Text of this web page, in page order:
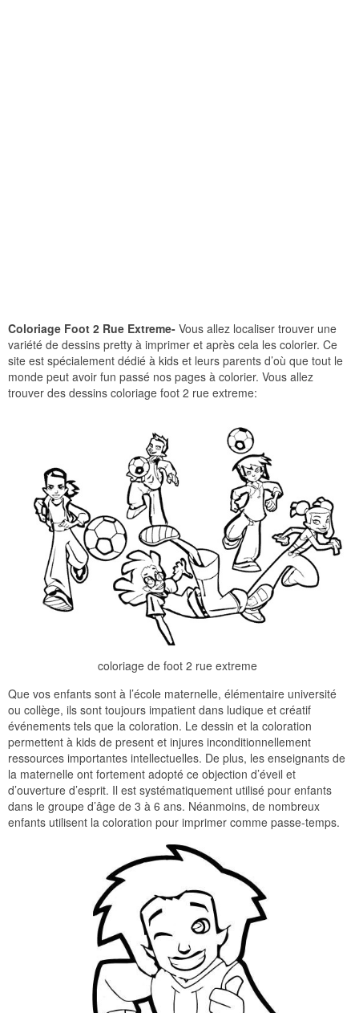
Coloriage Foot 2 Rue Extreme- Vous allez localiser trouver une
variété de dessins pretty à imprimer et après cela les colorier. Ce
site est spécialement dédié à kids et leurs parents d’où que tout le
monde peut avoir fun passé nos pages à colorier. Vous allez
trouver des dessins coloriage foot 2 rue extreme:
coloriage de foot 2 rue extreme
Que vos enfants sont à l’école maternelle, élémentaire université
ou collège, ils sont toujours impatient dans ludique et créatif
événements tels que la coloration. Le dessin et la coloration
permettent à kids de present et injures inconditionnellement
ressources importantes intellectuelles. De plus, les enseignants de
la maternelle ont fortement adopté ce objection d’éveil et
d’ouverture d’esprit. Il est systématiquement utilisé pour enfants
dans le groupe d’âge de 3 à 6 ans. Néanmoins, de nombreux
enfants utilisent la coloration pour imprimer comme passe-temps.